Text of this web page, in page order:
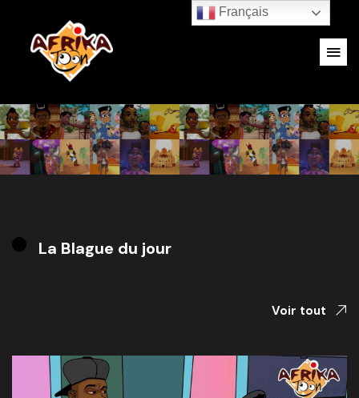
La Blague du jour
Voir tout
Français